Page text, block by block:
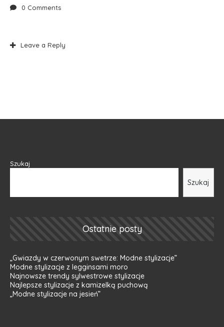
0 Comments
Leave a Reply
Szukaj
Szukaj
Ostatnie posty
„Gwiazdy w czerwonym swetrze: Modne stylizacje”
Modne stylizacje z legginsami moro
Najnowsze trendy sylwestrowe stylizacje
Najlepsze stylizacje z kamizelką puchową
„Modne stylizacje na jesień”